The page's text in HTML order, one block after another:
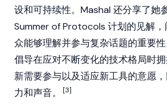
设和可持续性。Mashal 还分享了她
Summer of Protocols 计划的见解
众能够理解并参与复杂话题的重要
倡导在应对不断变化的技术格局时
新需要参与以及适应新工具的意愿
力和声音。
[3]